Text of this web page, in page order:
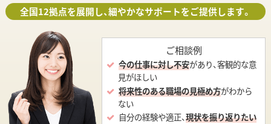
全国12拠点を展開し、細やかなサポートをご提供します。
ご相談例
今の仕事に対し不安があり、客観的な意
見がほしい
将来性のある職場の見極め方がわから
ない
自分の経験や適正、現状を振り返りたい